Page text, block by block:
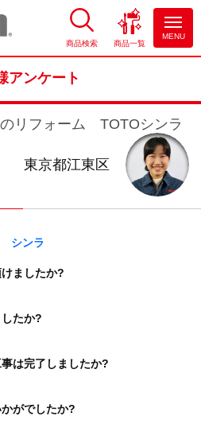
商品検索 商品一覧
MENU
アンケート
リフォーム TOTOシンラ
東京都江東区
シンラ
ましたか?
たか?
は完了しましたか?
がでしたか?